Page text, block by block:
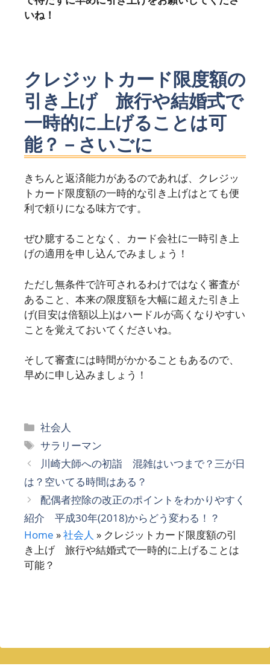
いね！
クレジットカード限度額の
引き上げ 旅行や結婚式で
一時的に上げることは可
能？－さいごに
きちんと返済能力があるのであれば、クレジッ
トカード限度額の一時的な引き上げはとても便
利で頼りになる味方です。
ぜひ臆することなく、カード会社に一時引き上
げの適用を申し込んでみましょう！
ただし無条件で許可されるわけではなく審査が
あること、本来の限度額を大幅に超えた引き上
げ(目安は倍額以上)はハードルが高くなりやすい
ことを覚えておいてくださいね。
そして審査には時間がかかることもあるので、
早めに申し込みましょう！
カ
テ
ゴ
リ
ー
社会人
タ
グ
サラリーマン
川崎大師への初詣 混雑はいつまで？三が日
は？空いてる時間はある？
配偶者控除の改正のポイントをわかりやすく
紹介 平成30年(2018)からどう変わる！？
Home »社会人 » クレジットカード限度額の引
き上げ 旅行や結婚式で一時的に上げることは
可能？